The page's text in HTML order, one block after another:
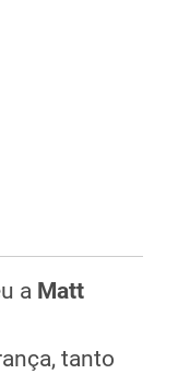
a Matt
tanto